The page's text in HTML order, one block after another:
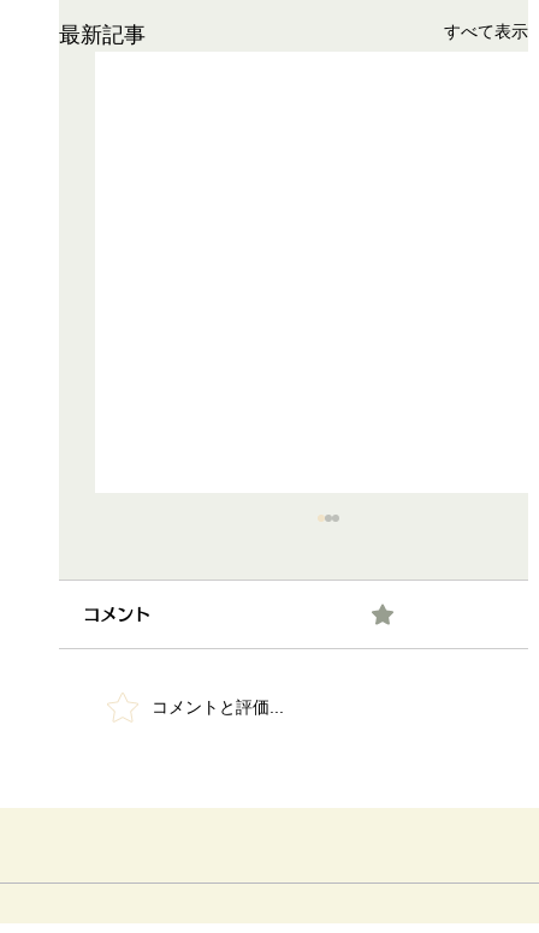
最新記事 すべて表示
【会員活動報告】「第18 回長府企業フェ
コメント
コメントと評価...